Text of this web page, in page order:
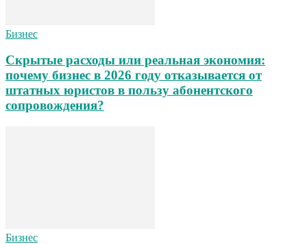
Бизнес
Скрытые расходы или реальная экономия:
почему бизнес в 2026 году отказывается от
штатных юристов в пользу абонентского
сопровождения?
Бизнес